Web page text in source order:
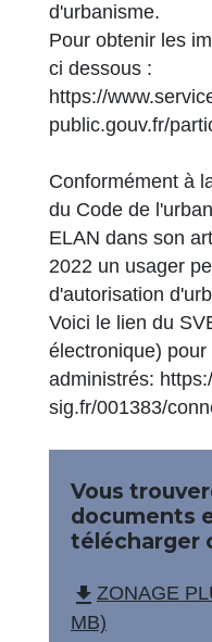
d'urbanisme.
Pour obtenir les
ci dessous :
https://
public.gouv.fr/
Conformément à
du Code de
ELAN dans son
2022 un usager
d'autorisation
Voici le lien du
électronique) pour
administrés:
sig.fr/001383/
Vous
documents
télécharger
file_download ZONAGE
MB)